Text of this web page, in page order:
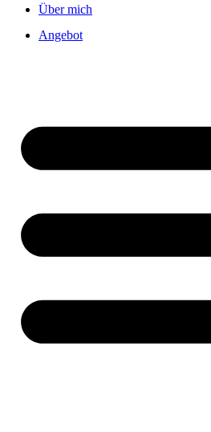
Über mich
Angebot